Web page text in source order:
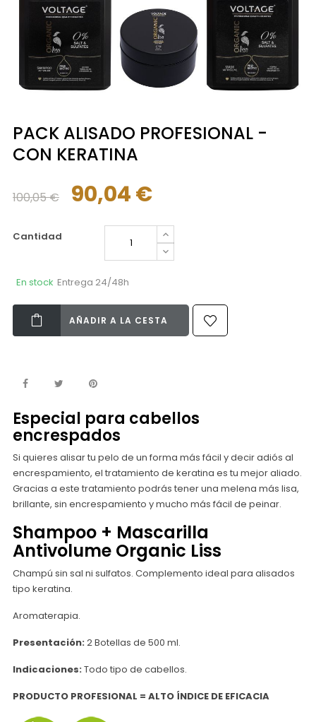
PACK ALISADO PROFESIONAL -
CON KERATINA
100,05 € 90,04 €
Cantidad
En stock Entrega 24/48h
AÑADIR A LA CESTA
Especial para cabellos
encrespados
Si quieres alisar tu pelo de un forma más fácil y decir adiós al
encrespamiento, el tratamiento de keratina es tu mejor aliado.
Gracias a este tratamiento podrás tener una melena más lisa,
brillante, sin encrespamiento y mucho más fácil de peinar.
Shampoo + Mascarilla
Antivolume Organic Liss
Champú sin sal ni sulfatos. Complemento ideal para alisados
tipo keratina.
Aromaterapia.
Presentación:2 Botellas de 500 ml.
Indicaciones:Todo tipo de cabellos.
PRODUCTO PROFESIONAL = ALTO ÍNDICE DE EFICACIA